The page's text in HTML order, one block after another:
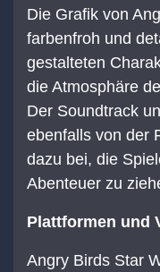
Die Grafik von
farbenfroh und
gestalteten
die Atmosphäre
Der Soundtrack
ebenfalls von der
dazu bei, die
Abenteuer zu
Plattformen und
Angry Birds Star